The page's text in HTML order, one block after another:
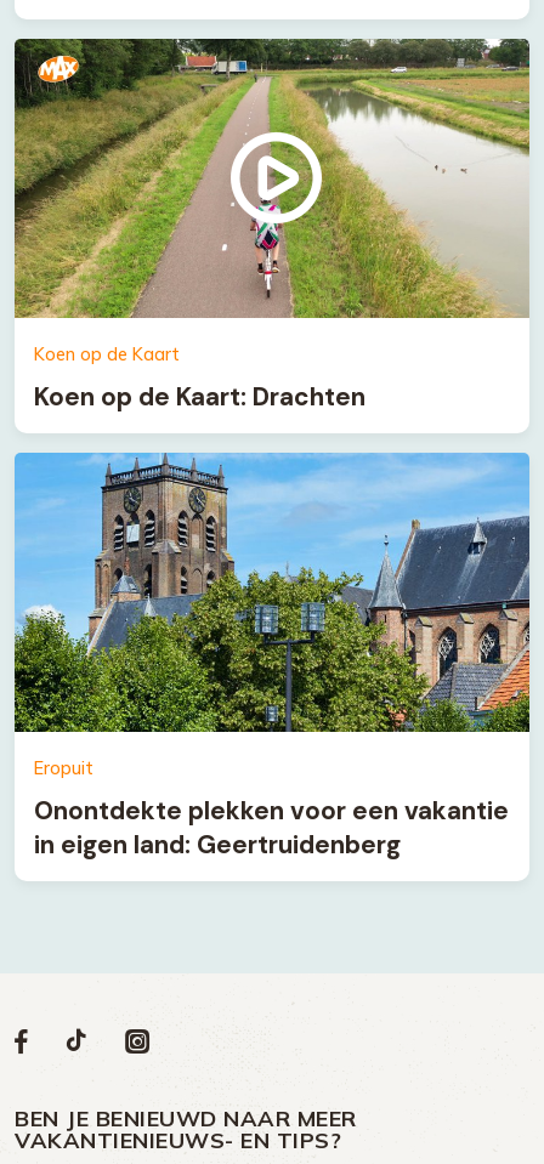
Koen op de Kaart
Koen op de Kaart: Drachten
Eropuit
Onontdekte plekken voor een vakantie
in eigen land: Geertruidenberg
Volg
op
Social
Volg
op
Facebook
Volg
op
TikTok
Volg
op
Instagram
BEN JE BENIEUWD NAAR MEER
VAKANTIENIEUWS- EN TIPS?